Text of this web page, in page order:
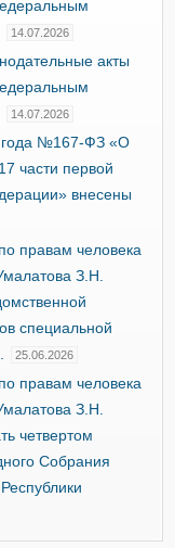
14.07.2026
акты
14.07.2026
года №167-ФЗ «О
части первой
внесены
правам человека
З.Н.
специальной
25.06.2026
правам человека
З.Н.
четвертом
Собрания